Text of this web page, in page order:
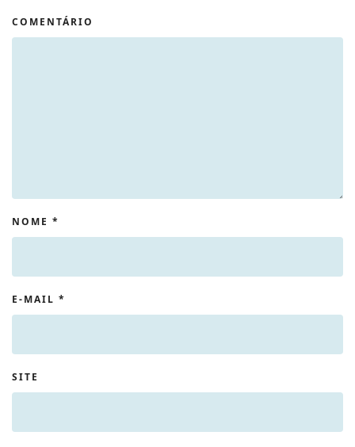
COMENTÁRIO
NOME *
E-MAIL *
SITE